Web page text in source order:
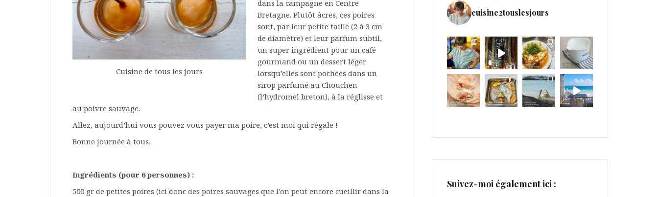
Cuisine de tous les jours
dans la campagne en Centre
Bretagne. Plutôt âcres, ces poires
sont, par leur petite taille (2 à 3 cm
de diamètre) et leur parfum subtil,
un super ingrédient pour un café
gourmand ou un dessert léger
lorsqu’elles sont pochées dans un
sirop parfumé au Chouchen
(l’hydromel breton), à la réglisse et
au poivre sauvage.
Allez, aujourd’hui vous pouvez vous payer ma poire, c’est moi qui régale !
Bonne journée à tous.
Ingrédients (pour 6 personnes) :
500 gr de petites poires (ici donc des poires sauvages que l’on peut encore cueillir dans la
cuisine2touslesjours
Suivez-moi également ici :